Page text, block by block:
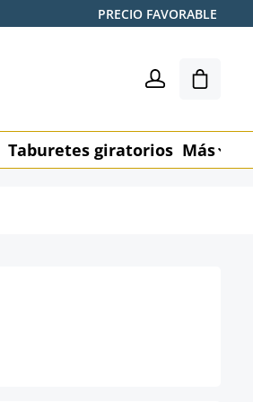
PRECIO FAVORABLE
El
Taburetes giratorios Más